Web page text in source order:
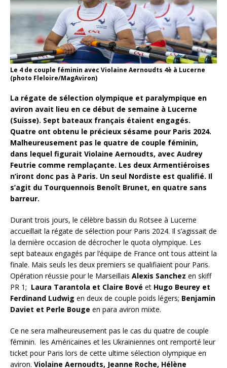
Le 4 de couple féminin avec Violaine Aernoudts 4è à Lucerne
(photo Fleloire/MagAviron)
La régate de sélection olympique et paralympique en
aviron avait lieu en ce début de semaine à Lucerne
(Suisse). Sept bateaux français étaient engagés.
Quatre ont obtenu le précieux sésame pour Paris 2024.
Malheureusement pas le quatre de couple féminin,
dans lequel figurait Violaine Aernoudts, avec Audrey
Feutrie comme remplaçante. Les deux Armentiéroises
n’iront donc pas à Paris. Un seul Nordiste est qualifié. Il
s’agit du Tourquennois Benoît Brunet, en quatre sans
barreur.
Durant trois jours, le célèbre bassin du Rotsee à Lucerne
accueillait la régate de sélection pour Paris 2024. Il s’agissait de
la dernière occasion de décrocher le quota olympique. Les
sept bateaux engagés par l’équipe de France ont tous atteint la
finale. Mais seuls les deux premiers se qualifiaient pour Paris.
Opération réussie pour le Marseillais Alexis Sanchez en skiff
PR 1; Laura Tarantola et Claire Bové et Hugo Beurey et
Ferdinand Ludwig en deux de couple poids légers; Benjamin
Daviet et Perle Bouge en para aviron mixte.
Ce ne sera malheureusement pas le cas du quatre de couple
féminin. les Américaines et les Ukrainiennes ont remporté leur
ticket pour Paris lors de cette ultime sélection olympique en
aviron. Violaine Aernoudts, Jeanne Roche, Hélène